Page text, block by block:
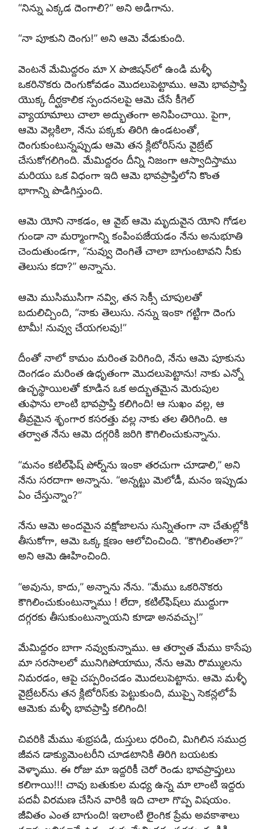
“నిన్ను ఎక్కడ దెంగాలి?” అని అడిగాను.
“నా పూకుని దెంగు!” అని ఆమె వేడుకుంది.
వెంటనే మేమిద్దరం మా X పొజిషన్‌లో ఉండి మళ్ళీ
ఒకరినొకరు దెంగుకోవడం మొదలుపెట్టాము. ఆమె భావప్రాప్తి
యొక్క దీర్ఘకాలిక స్పందనలపై ఆమె చేసే కీగెల్
వ్యాయామాలు చాలా అద్భుతంగా అనిపించాయి. పైగా,
ఆమె వెల్లకిలా, నేను పక్కకు తిరిగి ఉండటంతో,
దెంగుకుంటున్నప్పుడు ఆమె తన క్లిటోరిస్‌ను వైబ్రేట్
చేసుకోగలిగింది. మేమిద్దరం దీన్ని నిజంగా ఆస్వాదిస్తాము
మరియు ఒక విధంగా ఇది ఆమె భావప్రాప్తిలోని కొంత
భాగాన్ని పొడిగిస్తుంది.
ఆమె యోని నాకడం, ఆ వైబ్ ఆమె మృదువైన యోని గోడల
గుండా నా మర్మాంగాన్ని కంపింపజేయడం నేను అనుభూతి
చెందుతుండగా, “నువ్వు దెంగితే చాలా బాగుంటావని నీకు
తెలుసు కదా?” అన్నాను.
ఆమె ముసిముసిగా నవ్వి, తన సెక్సీ చూపులతో
బదులిచ్చింది, “నాకు తెలుసు. నన్ను ఇంకా గట్టిగా దెంగు
టామీ! నువ్వు చేయగలవు!”
దీంతో నాలో కామం మరింత పెరిగింది, నేను ఆమె పూకును
దెంగడం మరింత ఉధృతంగా మొదలుపెట్టాను! నాకు ఎన్నో
ఉచ్ఛస్థాయిలతో కూడిన ఒక అద్భుతమైన మెరుపుల
తుఫాను లాంటి భావప్రాప్తి కలిగింది! ఆ సుఖం వల్ల, ఆ
తీవ్రమైన శృంగార కసరత్తు వల్ల నాకు తల తిరిగింది. ఆ
తర్వాత నేను ఆమె దగ్గరికి జరిగి కౌగిలించుకున్నాను.
“మనం కటిల్‌ఫిష్ పోర్న్‌ను ఇంకా తరచుగా చూడాలి,” అని
నేను సరదాగా అన్నాను. “అన్నట్టు మెలోడీ, మనం ఇప్పుడు
ఏం చేస్తున్నాం?”
నేను ఆమె అందమైన వక్షోజాలను సున్నితంగా నా చేతుల్లోకి
తీసుకోగా, ఆమె ఒక్క క్షణం ఆలోచించింది. “కౌగిలింతలా?”
అని ఆమె ఊహించింది.
“అవును, కాదు,” అన్నాను నేను. “మేము ఒకరినొకరు
కౌగిలించుకుంటున్నాము ! లేదా, కటిల్‌ఫిష్‌లు ముద్దుగా
దగ్గరకు తీసుకుంటున్నాయని కూడా అనవచ్చు!”
మేమిద్దరం బాగా నవ్వుకున్నాము. ఆ తర్వాత మేము కాసేపు
మా సరసాలలో మునిగిపోయాము, నేను ఆమె రొమ్ములను
నిమరడం, ఆపై చప్పరించడం మొదలుపెట్టాను. ఆమె మళ్ళీ
వైబ్రేటర్‌ను తన క్లిటోరిస్‌కు పెట్టుకుంది, ముప్పై సెకన్లలోపే
ఆమెకు మళ్ళీ భావప్రాప్తి కలిగింది!
చివరికి మేము శుభ్రపడి, దుస్తులు ధరించి, మిగిలిన సముద్ర
జీవన డాక్యుమెంటరీని చూడటానికి తిరిగి బయటకు
వెళ్ళాము. ఈ రోజు మా ఇద్దరికీ చెరో రెండు భావప్రాప్తులు
కలిగాయి!!! చావు బతుకుల మధ్య ఉన్న మా లాంటి ఇద్దరు
పదవీ విరమణ చేసిన వారికి ఇది చాలా గొప్ప విషయం.
జీవితం ఎంత బాగుంది! ఇలాంటి లైంగిక ప్రేమ అవకాశాలు